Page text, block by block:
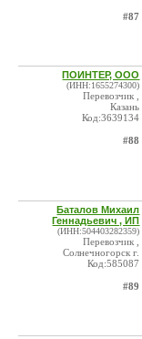
#87
ПОИНТЕР, ООО
(ИНН:1655274300)
Перевозчик ,
Казань
Код:3639134
#88
Баталов Михаил
Геннадьевич , ИП
(ИНН:504403282359)
Перевозчик ,
Солнечногорск г.
Код:585087
#89